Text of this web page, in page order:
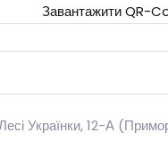
Завантажити QR-
Українки, 12-А